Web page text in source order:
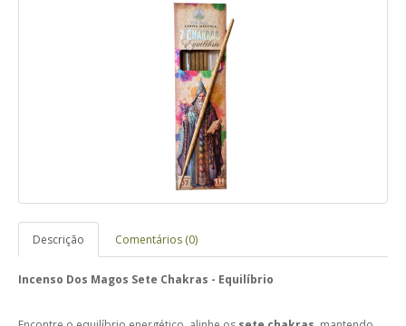
Descrição Comentários (0)
Incenso Dos Magos Sete Chakras - Equilíbrio